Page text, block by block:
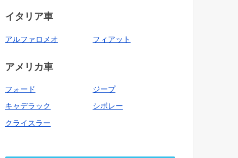
イタリア車
アルファロメオ フィアット
アメリカ車
フォード
キャデラック
クライスラー
ジープ
シボレー